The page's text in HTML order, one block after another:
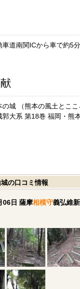
車道南関ICから車で約5分
の城 （熊本の風土とこ
郭大系 第18巻 福岡・熊
の口コミ情報
06日 薩摩相模守義弘維